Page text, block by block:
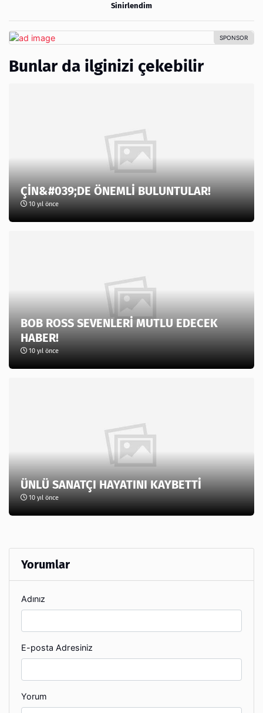
Sinirlendim
Bunlar da ilginizi çekebilir
ÇİN&#039;DE ÖNEMLİ BULUNTULAR!
10 yıl önce
BOB ROSS SEVENLERİ MUTLU EDECEK
HABER!
10 yıl önce
ÜNLÜ SANATÇI HAYATINI KAYBETTİ
10 yıl önce
Yorumlar
Adınız
E-posta Adresiniz
Yorum